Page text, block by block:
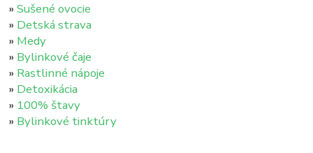
»Sušené ovocie
» Detská strava
» Medy
» Bylinkové čaje
» Rastlinné nápoje
» Detoxikácia
» 100% štavy
» Bylinkové tinktúry